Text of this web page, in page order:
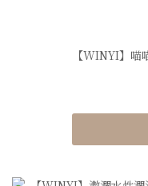
【WINYI】